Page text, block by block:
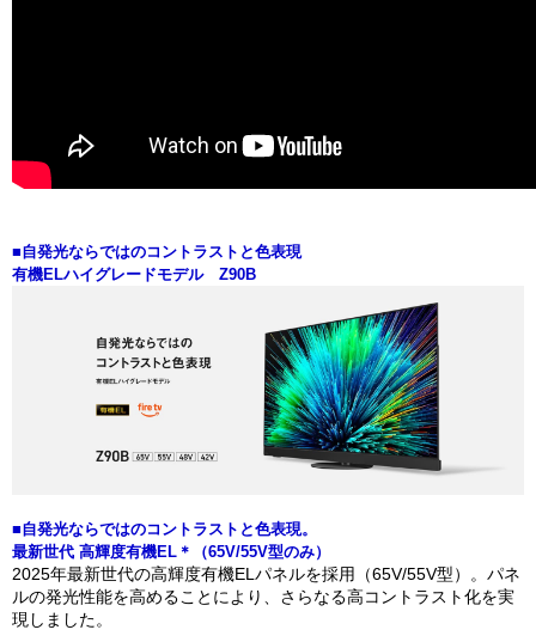
■自発光ならではのコントラストと色表現
有機ELハイグレードモデル Z90B
■自発光ならではのコントラストと色表現。
最新世代 高輝度有機EL＊（65V/55V型のみ）
2025年最新世代の高輝度有機ELパネルを採用（65V/55V型）。パネ
ルの発光性能を高めることにより、さらなる高コントラスト化を実
現しました。